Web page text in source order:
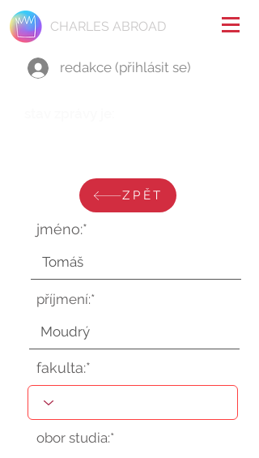
CHARLES ABROAD
redakce (přihlásit se)
ZPĚT
jméno:*
příjmení:*
fakulta:*
obor studia:*